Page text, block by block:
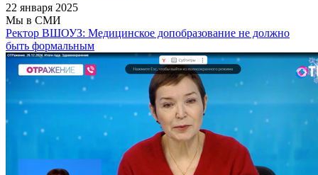
22 января 2025
Мы в СМИ
Ректор ВШОУЗ: Медицинское допобразование не должно
быть формальным